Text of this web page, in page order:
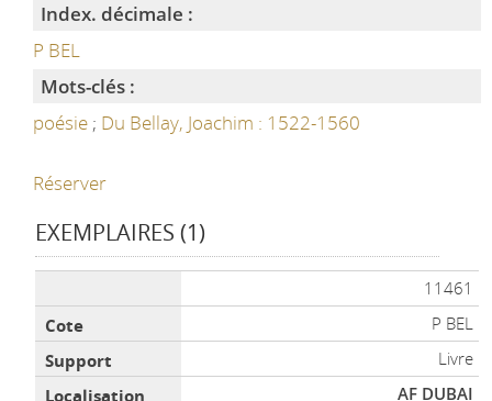
Index. décimale :
P BEL
Mots-clés :
poésie ; Du Bellay, Joachim : 1522-1560
Réserver
EXEMPLAIRES (1)
11461
P BEL
Livre
AF DUBAI